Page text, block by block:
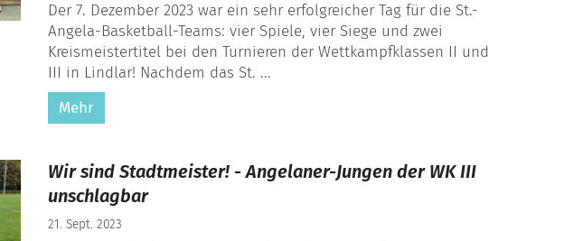
Der 7. Dezember 2023 war ein sehr erfolgreicher Tag für die St.-
Angela-Basketball-Teams: vier Spiele, vier Siege und zwei
Kreismeistertitel bei den Turnieren der Wettkampfklassen II und
III in Lindlar! Nachdem das St. ...
Mehr
Wir sind Stadtmeister! - Angelaner-Jungen der WK III
unschlagbar
21. Sept. 2023